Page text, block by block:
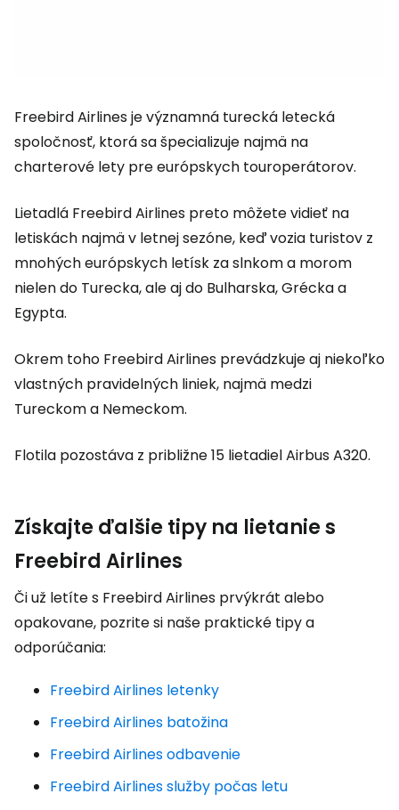
Freebird Airlines je významná turecká letecká
spoločnosť, ktorá sa špecializuje najmä na
charterové lety pre európskych touroperátorov.
Lietadlá Freebird Airlines preto môžete vidieť na
letiskách najmä v letnej sezóne, keď vozia turistov z
mnohých európskych letísk za slnkom a morom
nielen do Turecka, ale aj do Bulharska, Grécka a
Egypta.
Okrem toho Freebird Airlines prevádzkuje aj niekoľko
vlastných pravidelných liniek, najmä medzi
Tureckom a Nemeckom.
Flotila pozostáva z približne 15 lietadiel Airbus A320.
Získajte ďalšie tipy na lietanie s
Freebird Airlines
Či už letíte s Freebird Airlines prvýkrát alebo
opakovane, pozrite si naše praktické tipy a
odporúčania:
Freebird Airlines letenky
Freebird Airlines batožina
Freebird Airlines odbavenie
Freebird Airlines služby počas letu